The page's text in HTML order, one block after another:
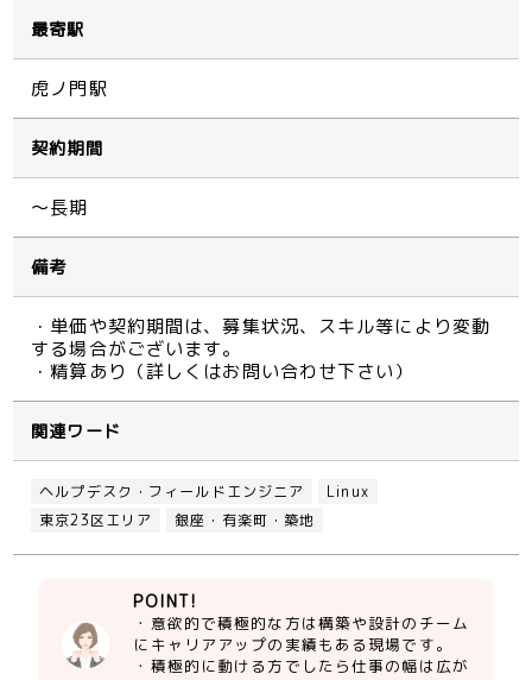
最寄駅
虎ノ門駅
契約期間
～長期
備考
・単価や契約期間は、募集状況、スキル等により変動
する場合がございます。
・精算あり（詳しくはお問い合わせ下さい）
関連ワード
ヘルプデスク・フィールドエンジニア
Linux
東京23区エリア
銀座・有楽町・築地
POINT!
・意欲的で積極的な方は構築や設計のチーム
にキャリアアップの実績もある現場です。
・積極的に動ける方でしたら仕事の幅は広が